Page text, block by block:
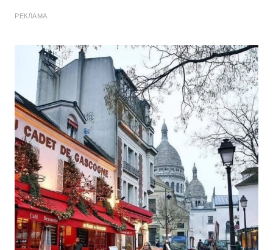
РЕКЛАМА